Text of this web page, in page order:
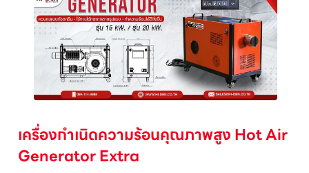
เครื่องกำเนิดความร้อนคุณภาพสูง Hot Air
Generator Extra